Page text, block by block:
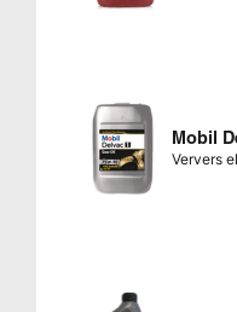
Mobil
Ververs